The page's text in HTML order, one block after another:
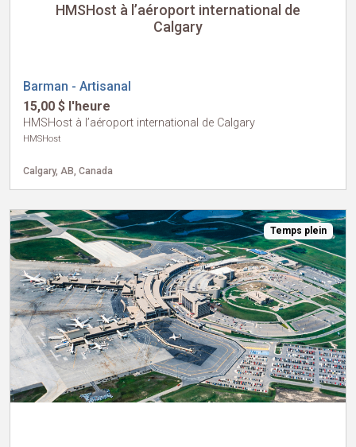
HMSHost à l’aéroport international de
Calgary
Barman - Artisanal
15,00 $ l'heure
HMSHost à l’aéroport international de Calgary
HMSHost
Calgary, AB, Canada
Temps plein